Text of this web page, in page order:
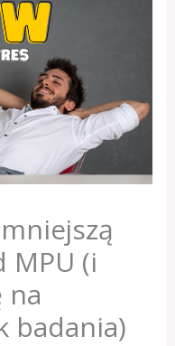
MPU (i
na
badania)